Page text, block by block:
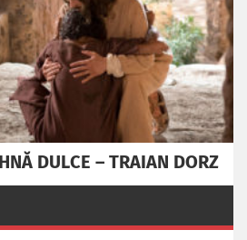
DULCE – TRAIAN DORZ